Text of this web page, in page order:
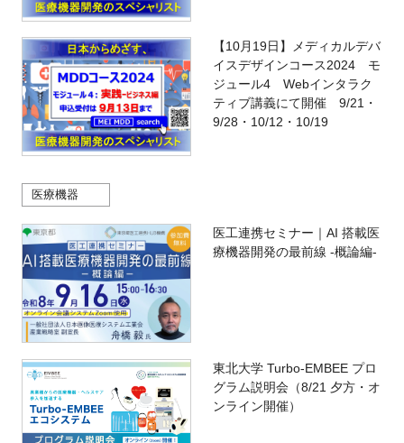
【10月19日】メディカルデバ
イスデザインコース2024 モ
ジュール4 Webインタラク
ティブ講義にて開催 9/21・
9/28・10/12・10/19
医療機器
医工連携セミナー｜AI 搭載医
療機器開発の最前線 -概論編-
東北大学 Turbo-EMBEE プロ
グラム説明会（8/21 夕方・オ
ンライン開催）